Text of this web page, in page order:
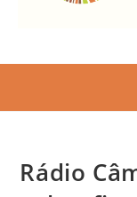
Rádio